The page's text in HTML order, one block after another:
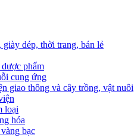
dép, thời trang, bán lẻ
phẩm
cung ứng
giao thông và cây trồng, vật nuôi
loại
hóa
bạc